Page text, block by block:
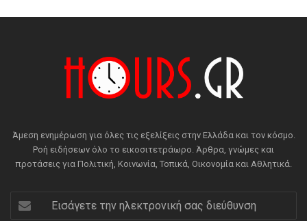
Άμεση ενημέρωση για όλες τις εξελίξεις στην Ελλάδα και τον κόσμο.
Ροή ειδήσεων όλο το εικοσιτετράωρο. Άρθρα, γνώμες και
προτάσεις για Πολιτική, Κοινωνία, Τοπικά, Οικονομία και Αθλητικά.
την